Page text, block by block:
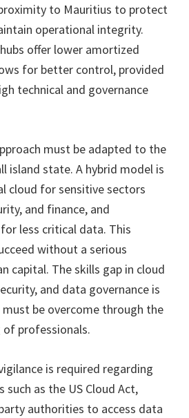
to Mauritius to protect
operational integrity.
offer lower amortized
for better control, provided
technical and governance
must be adapted to the
island state. A hybrid model is
cloud for sensitive sectors
and finance, and
less critical data. This
without a serious
capital. The skills gap in cloud
and data governance is
be overcome through the
professionals.
is required regarding
as the US Cloud Act,
authorities to access data